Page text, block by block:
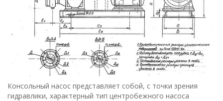
Консольный насос представляет собой, с точки зрения
гидравлики, характерный тип центробежного насоса